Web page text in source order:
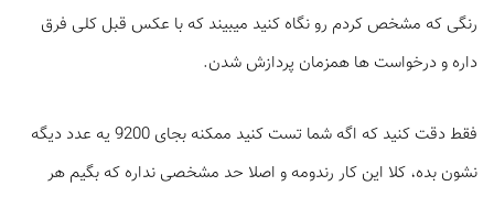
رنگی که مشخص کردم رو نگاه کنید میبیند که با عکس قبل کلی فرق
داره و درخواست ها همزمان پردازش شدن.
فقط دقت کنید که اگه شما تست کنید ممکنه بجای 9200 یه عدد دیگه
نشون بده، کلا این کار رندومه و اصلا حد مشخصی نداره که بگیم هر